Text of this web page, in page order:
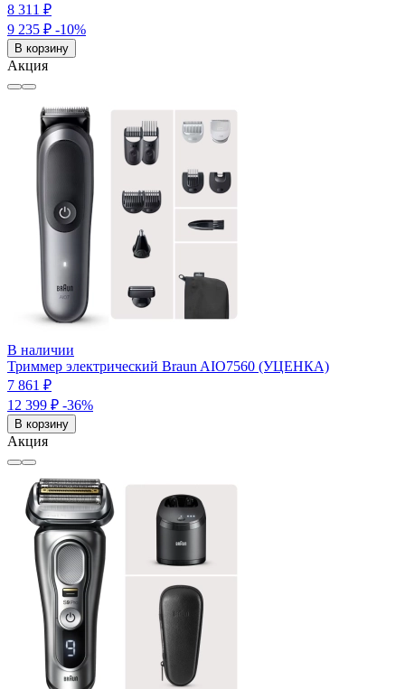
8 311 ₽
9 235 ₽ -10%
В корзину
Акция
В наличии
Триммер электрический Braun AIO7560 (УЦЕНКА)
7 861 ₽
12 399 ₽ -36%
В корзину
Акция